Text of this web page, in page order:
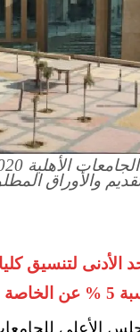
والأوراق
لتنسيق
الأعلى